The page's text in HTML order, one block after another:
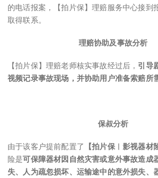
的电话报案，【拍片保】理赔服务中心接到
取得联系。
理赔协助及事故分析
【拍片保】理赔老师核实事故经过后， 引导
视频记录事故现场，并协助用户准备索赔所
保叔分析
由于该客户提前配置了 【拍片保︱影视器材
险是可保障器材因自然灾害或意外事故造成
失、人为疏忽损坏、运输途中的意外损失、